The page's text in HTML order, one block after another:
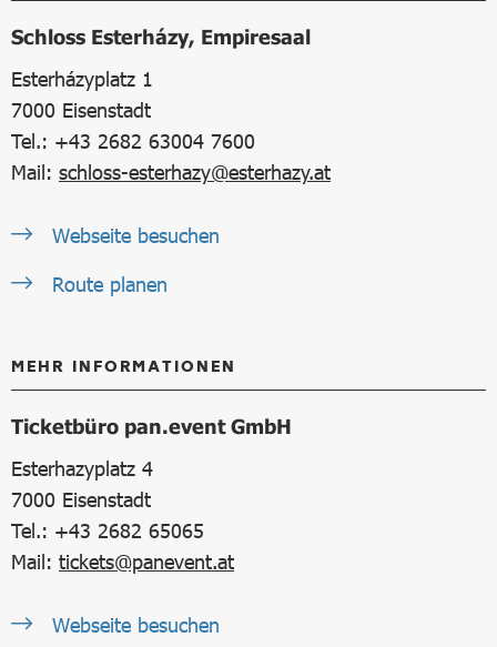
Schloss Esterházy, Empiresaal
Esterházyplatz 1
7000 Eisenstadt
Tel.: +43 2682 63004 7600
Mail: schloss-esterhazy@esterhazy.at
Webseite besuchen
Route planen
MEHR INFORMATIONEN
Ticketbüro pan.event GmbH
Esterhazyplatz 4
7000 Eisenstadt
Tel.: +43 2682 65065
Mail: tickets@panevent.at
Webseite besuchen